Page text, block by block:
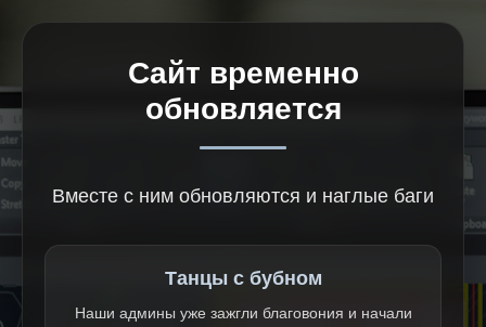
Сайт временно
обновляется
Вместе с ним обновляются и наглые баги
Танцы с бубном
Наши админы уже зажгли благовония и начали